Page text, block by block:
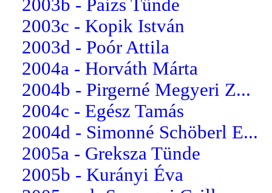
2003b - Paizs Tünde
2003c - Kopik István
2003d - Poór Attila
2004a - Horváth Márta
2004b - Pirgerné Megyeri Z...
2004c - Egész Tamás
2004d - Simonné Schöberl E...
2005a - Greksza Tünde
2005b - Kurányi Éva